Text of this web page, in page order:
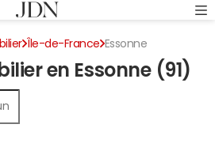
Île-de-France Essonne
en Essonne (91)